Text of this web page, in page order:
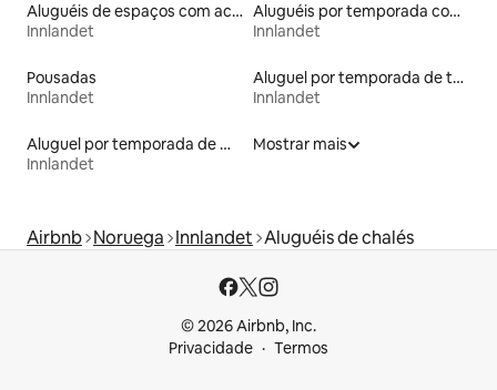
Aluguéis de espaços com acesso direto a pistas de esqui
Innlandet
Aluguéis por temporada com suítes privativas
Innlandet
Pousadas
Innlandet
Aluguel por temporada de tendas
Innlandet
Aluguel por temporada de microcasas
Innlandet
Mostrar mais
Airbnb Noruega Innlandet Aluguéis de chalés
© 2026 Airbnb, Inc.
Privacidade
Termos